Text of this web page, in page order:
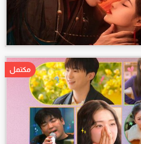
مكتمل